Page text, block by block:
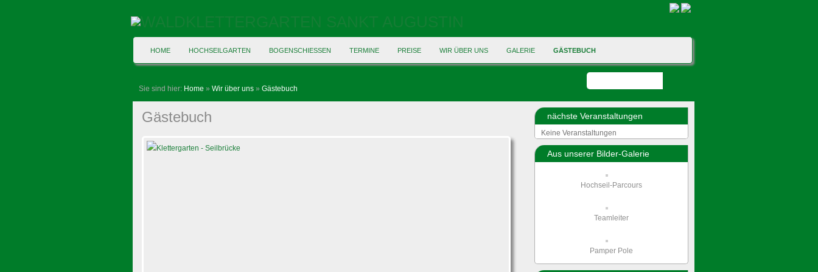
HOME HOCHSEILGARTEN BOGENSCHIESSEN TERMINE PREISE WIR ÜBER UNS GALERIE GÄSTEBUCH
Sie sind hier: Home » Wir über uns» Gästebuch
Gästebuch nächste Veranstaltungen
Keine Veranstaltungen
Aus unserer Bilder-Galerie
Hochseil-Parcours
Teamleiter
Pamper Pole